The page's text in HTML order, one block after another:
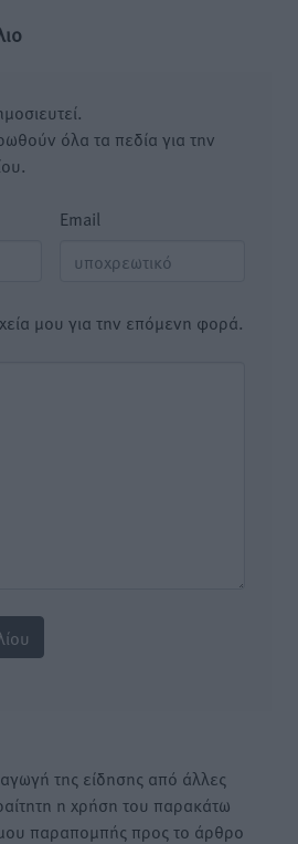
όλα τα πεδία για την
Email
μου για την επόμενη φορά.
της είδησης από άλλες
η χρήση του παρακάτω
παραπομπής προς το άρθρο